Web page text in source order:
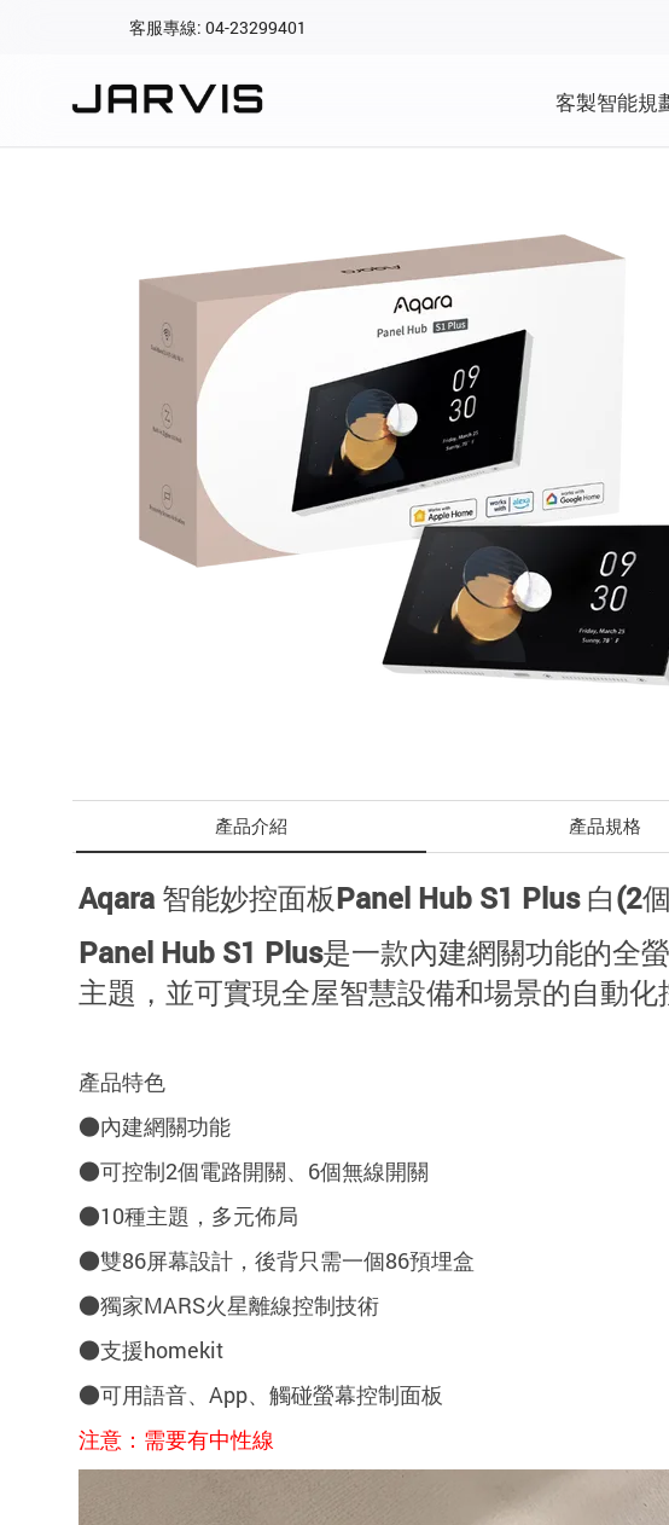
客服專線: 04-23299401
客製智能規
產品介紹 產品規格
Aqara 智能妙控面板Panel Hub S1 Plus 白(2
Panel Hub S1 Plus是一款內建網關功能的全
主題，並可實現全屋智慧設備和場景的自動化
產品特色
●內建網關功能
●可控制2個電路開關、6個無線開關
●10種主題，多元佈局
●雙86屏幕設計，後背只需一個86預埋盒
●獨家MARS火星離線控制技術
●支援homekit
●可用語音、App、觸碰螢幕控制面板
注意：需要有中性線
Matter 智慧家庭
精品家電
建立新帳號